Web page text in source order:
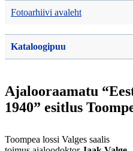
Fotoarhiivi avaleht
Kataloogipuu
Ajalooraamatu
1940” esitlus
Toompea lossi Valges saalis